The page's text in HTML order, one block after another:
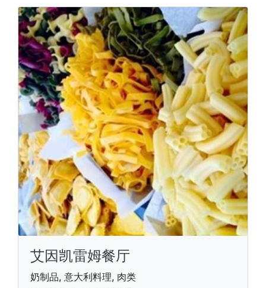
艾因凯雷姆餐厅
奶制品, 意大利料理, 肉类